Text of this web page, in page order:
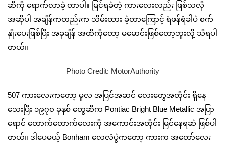
ဆီကို ရောက်လာခဲ့ တာပါ။ မြင်ရခဲတဲ့ ကားလေးလည်း ဖြစ်သလို
အဆိုပါ အချိန်ကတည်းက သိမ်းထား ခဲ့တာကြောင့် ရံဖန်ရံခါပဲ စက်
နှိုးပေးဖြစ်ပြီး အခုချိန် အထိကိုတော့ မမောင်းဖြစ်တော့ဘူးလို့ သိရပါ
တယ်။
Photo Credit: MotorAuthority
507 ကားလေးကတော့ မူလ အပြင်အဆင် လေးတွေအတိုင်း ရှိနေ
သေးပြီး ၁၉၇၀ ခုနှစ် တွေဆီက Pontiac Bright Blue Metallic အပြာ
ရောင် တောက်တောက်လေးကို အကောင်းအတိုင်း မြင်နေရဆဲ ဖြစ်ပါ
တယ်။ ဒါပေမယ့် Bonham လေလံပွဲကတော့ ကားက အတော်လေး